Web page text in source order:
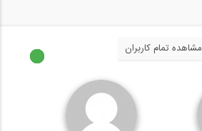
مشاهده تمام کاربران